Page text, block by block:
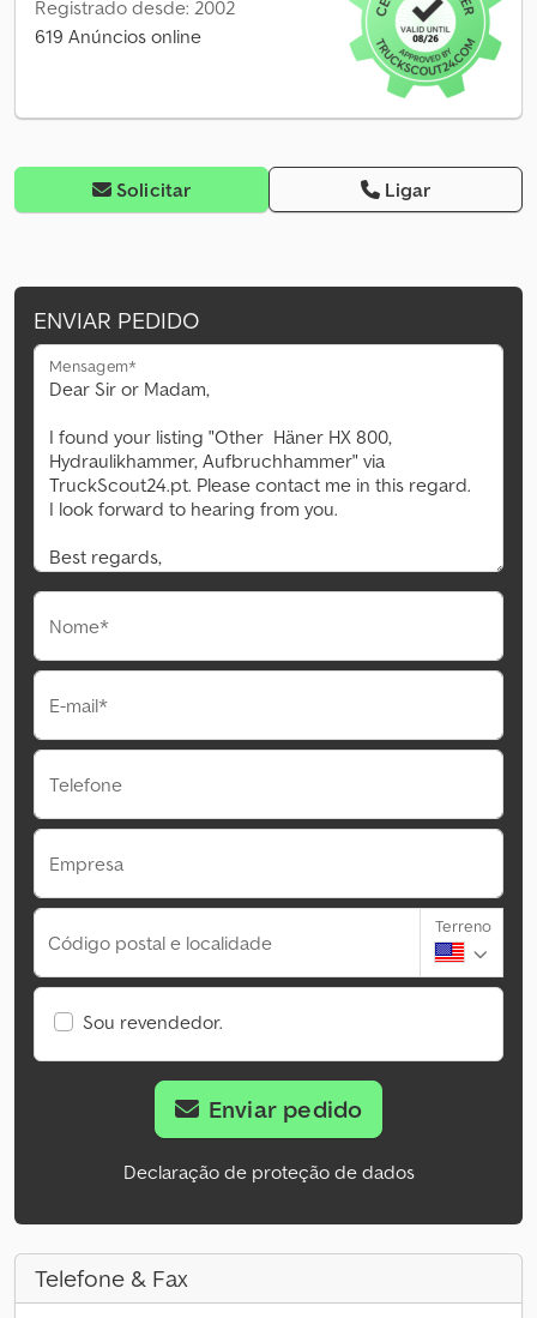
Registrado desde: 2002
619 Anúncios online
Solicitar Ligar
ENVIAR PEDIDO
Mensagem*
Nome*
E-mail*
Telefone
Empresa
Código postal e localidade
Terreno
Sou revendedor.
Enviar pedido
Declaração de proteção de dados
Telefone & Fax